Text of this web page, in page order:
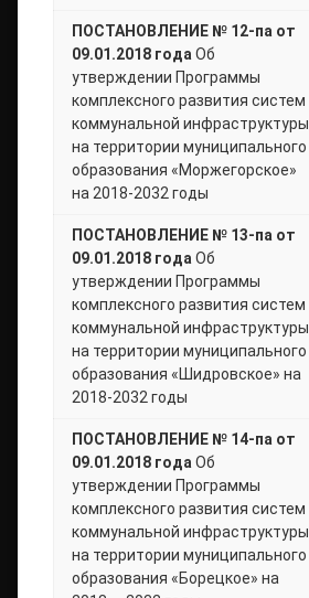
ПОСТАНОВЛЕНИЕ № 12-па от
09.01.2018 года Об
утверждении Программы
комплексного развития систем
коммунальной инфраструктуры
на территории муниципального
образования «Моржегорское»
на 2018-2032 годы
ПОСТАНОВЛЕНИЕ № 13-па от
09.01.2018 года Об
утверждении Программы
комплексного развития систем
коммунальной инфраструктуры
на территории муниципального
образования «Шидровское» на
2018-2032 годы
ПОСТАНОВЛЕНИЕ № 14-па от
09.01.2018 года Об
утверждении Программы
комплексного развития систем
коммунальной инфраструктуры
на территории муниципального
образования «Борецкое» на